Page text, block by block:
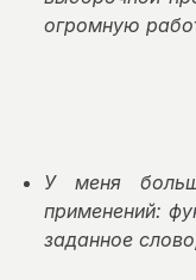
огромную
У меня
применений:
заданное